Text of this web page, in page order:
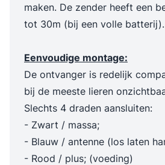
maken. De zender heeft een
tot 30m (bij een volle batterij).
Eenvoudige montage:
De ontvanger is redelijk
bij de meeste lieren
Slechts 4 draden aansluiten:
- Zwart / massa;
- Blauw / antenne (los laten
- Rood / plus; (voeding)